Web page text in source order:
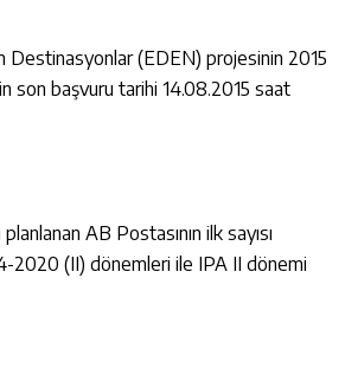
Destinasyonlar (EDEN) projesinin 2015
son başvuru tarihi 14.08.2015 saat
AB Postasının ilk sayısı
2020 (II) dönemleri ile IPA II dönemi